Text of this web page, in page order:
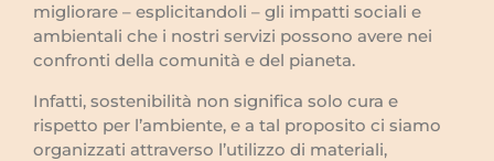
migliorare – esplicitandoli – gli impatti sociali e
ambientali che i nostri servizi possono avere nei
confronti della comunità e del pianeta.
Infatti, sostenibilità non significa solo cura e
rispetto per l’ambiente, e a tal proposito ci siamo
organizzati attraverso l’utilizzo di materiali,